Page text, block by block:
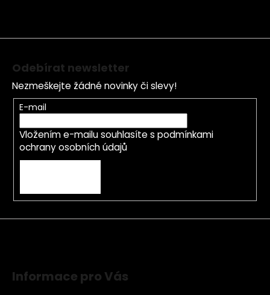
Odebírat newsletter
Nezmeškejte žádné novinky či slevy!
E-mail
Vložením e-mailu souhlasíte s podmínkami
ochrany osobních údajů
Informace pro Vás